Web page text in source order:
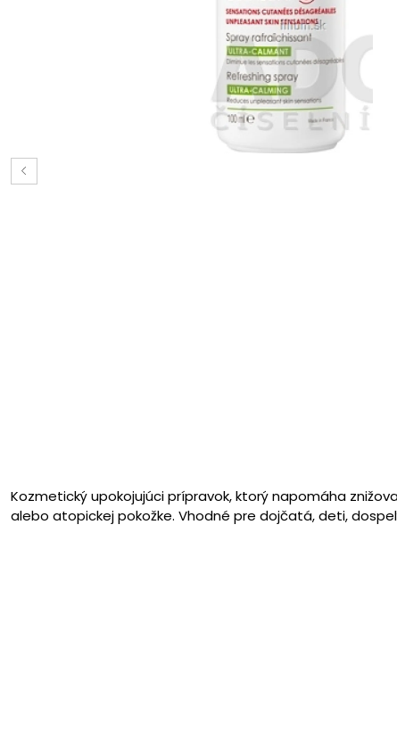
Kozmetický upokojujúci prípravok, ktorý napomáha
alebo atopickej pokožke. Vhodné pre dojčatá, deti,